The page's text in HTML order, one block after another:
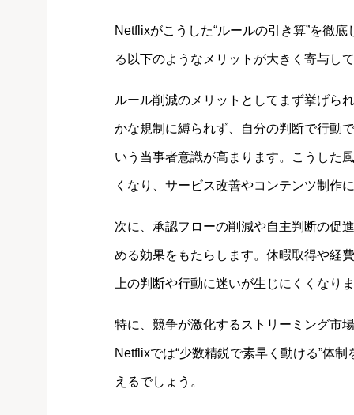
Netflixがこうした“ルールの引き算”を徹
る以下のようなメリットが大きく寄与し
ルール削減のメリットとしてまず挙げら
かな規制に縛られず、自分の判断で行動
いう当事者意識が高まります。こうした
くなり、サービス改善やコンテンツ制作
次に、承認フローの削減や自主判断の促
める効果をもたらします。休暇取得や経
上の判断や行動に迷いが生じにくくなり
特に、競争が激化するストリーミング市
Netflixでは“少数精鋭で素早く動ける”体
えるでしょう。